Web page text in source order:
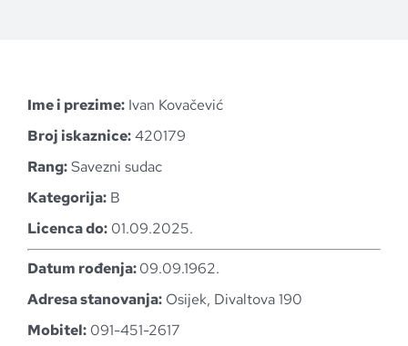
Ime i prezime:Ivan Kovačević
Broj iskaznice:420179
Rang:Savezni sudac
Kategorija:B
Licenca do:01.09.2025.
Datum rođenja:09.09.1962.
Adresa stanovanja:Osijek, Divaltova 190
Mobitel:091-451-2617